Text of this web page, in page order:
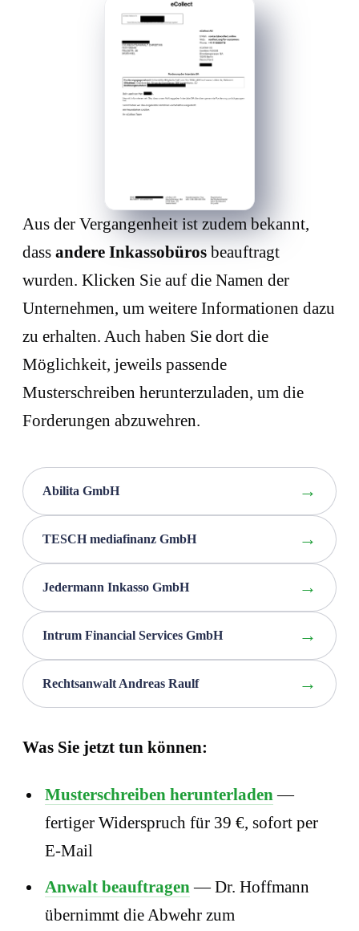
Aus der Vergangenheit ist zudem bekannt,
dass andere Inkassobüros beauftragt
wurden. Klicken Sie auf die Namen der
Unternehmen, um weitere Informationen dazu
zu erhalten. Auch haben Sie dort die
Möglichkeit, jeweils passende
Musterschreiben herunterzuladen, um die
Forderungen abzuwehren.
Abilita GmbH
TESCH mediafinanz GmbH
Jedermann Inkasso GmbH
Intrum Financial Services GmbH
Rechtsanwalt Andreas Raulf
Was Sie jetzt tun können:
Musterschreiben herunterladen—
fertiger Widerspruch für 39 €, sofort per
E-Mail
Anwalt beauftragen— Dr. Hoffmann
übernimmt die Abwehr zum